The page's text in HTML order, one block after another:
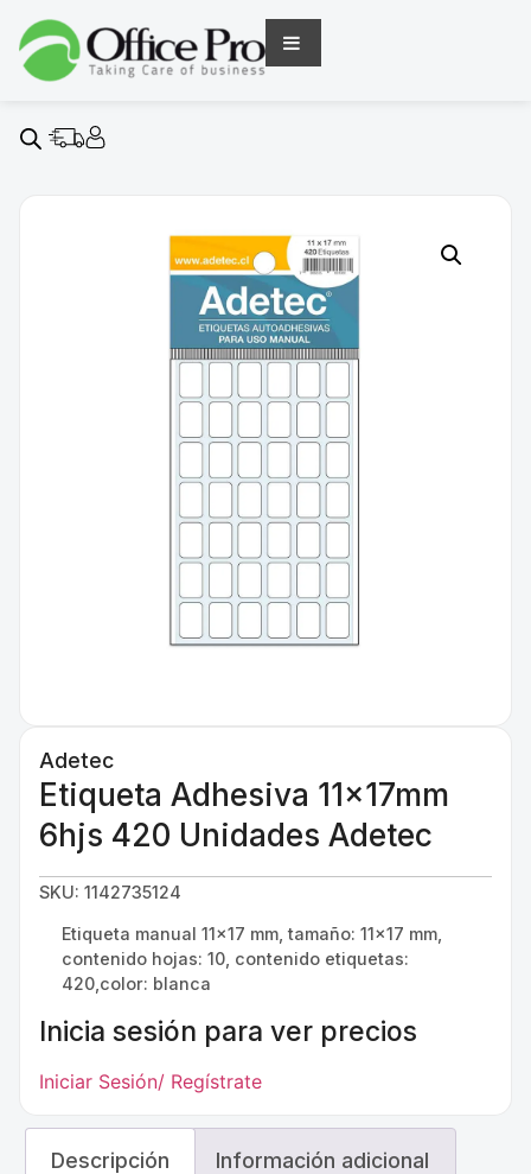
Adetec
Etiqueta Adhesiva 11x17mm
6hjs 420 Unidades Adetec
SKU: 1142735124
Etiqueta manual 11×17 mm, tamaño: 11×17 mm,
contenido hojas: 10, contenido etiquetas:
420,color: blanca
Inicia sesión para ver precios
Iniciar Sesión/ Regístrate
Descripción Información adicional